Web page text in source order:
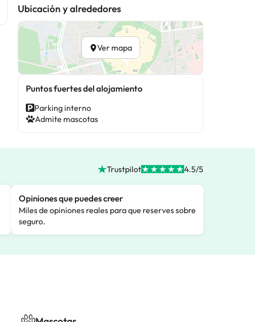
Ubicación y alrededores
Ver mapa
Puntos fuertes del alojamiento
Parking interno
Admite mascotas
Trustpilot 4.5/5
Opiniones que puedes creer
Miles de opiniones reales para que reserves sobre
seguro.